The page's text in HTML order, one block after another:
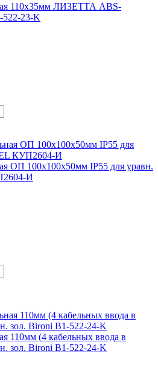
110х35мм ЛИЗЕТТА ABS-
522-23-K
ОП 100х100х50мм IP55 для уравн.
И
110мм (4 кабельных ввода в
зол. Bironi B1-522-24-K